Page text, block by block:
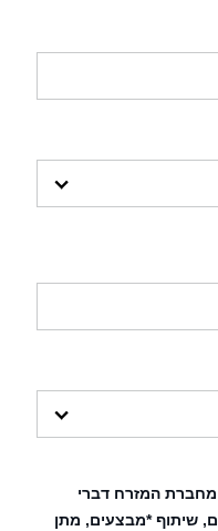
מחברת המזרח דברי
שיתוף *מבצעים, מתן